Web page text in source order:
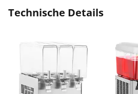
Technische Details